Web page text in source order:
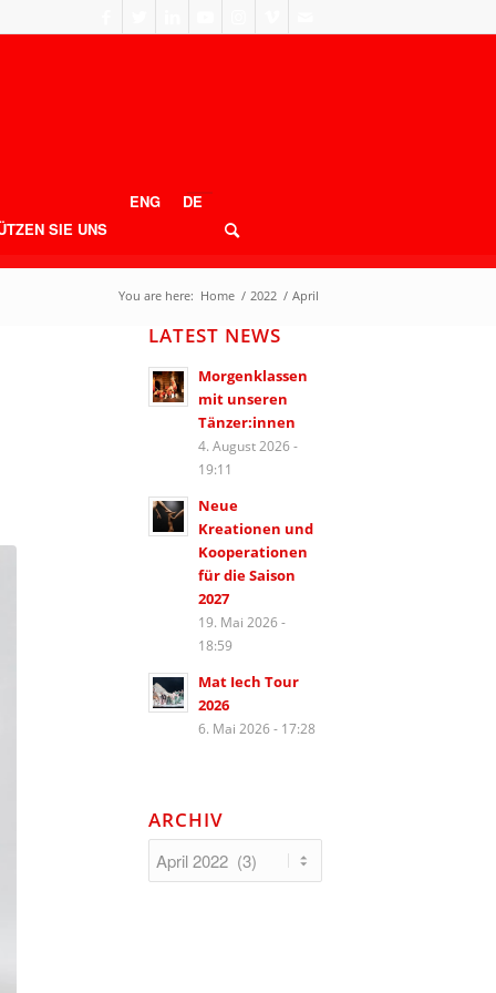
SIE UNS
ENG DE
You are here: Home / 2022 / April
LATEST NEWS
Morgenklassen
mit unseren
Tänzer:innen
4. August 2026 -
19:11
Neue
Kreationen und
Kooperationen
für die Saison
2027
19. Mai 2026 -
18:59
Mat Iech Tour
2026
6. Mai 2026 - 17:28
ARCHIV